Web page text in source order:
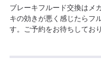
ブレーキフルード交換はメ
キの効きが悪く感じたらフ
す。ご予約をお待ちしてお